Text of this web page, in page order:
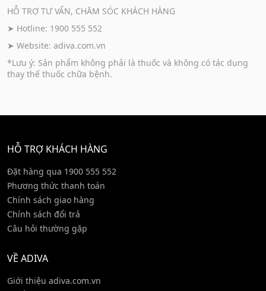
HỖ TRỢ TƯ VẤN, CHĂM SÓC KHÁCH HÀNG
➤ Hotline: 1900 555 552
➤ Website: adiva.com.vn
*Lưu ý: Sản phẩm không phải là thuốc và không có tác dụng
thay thế thuốc chữa bệnh.
HỖ TRỢ KHÁCH HÀNG
Đặt hàng qua 1900 555 552
Phương thức thanh toán
Chính sách giao hàng
Chính sách đổi trả
Câu hỏi thường gặp
VỀ ADIVA
Giới thiệu adiva.com.vn